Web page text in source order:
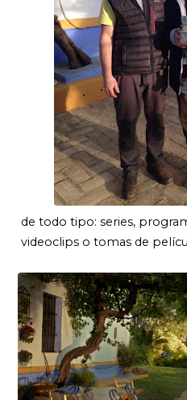
de todo tipo: series,
videoclips o tomas de